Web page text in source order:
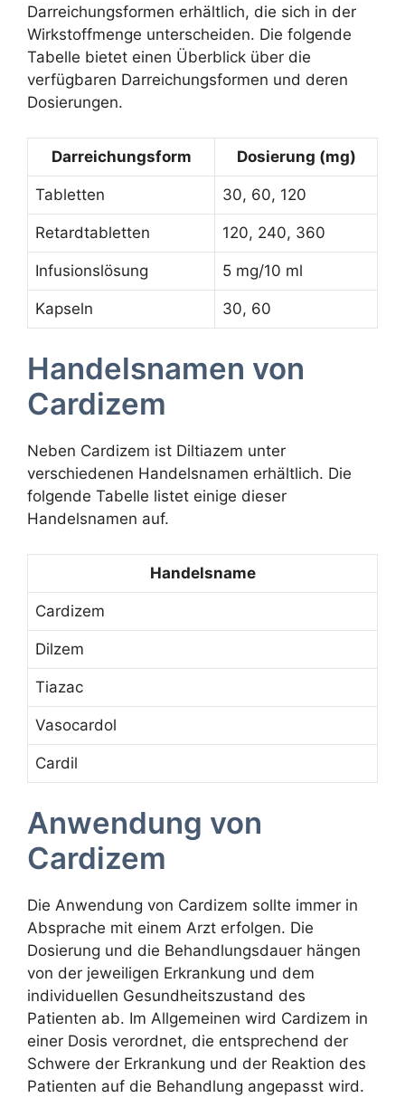
Darreichungsformen erhältlich, die sich in der
Wirkstoffmenge unterscheiden. Die folgende
Tabelle bietet einen Überblick über die
verfügbaren Darreichungsformen und deren
Dosierungen.
Darreichungsform Dosierung (mg)
Tabletten 30, 60, 120
Retardtabletten 120, 240, 360
Infusionslösung 5 mg/10 ml
Kapseln 30, 60
Handelsnamen von
Cardizem
Neben Cardizem ist Diltiazem unter
verschiedenen Handelsnamen erhältlich. Die
folgende Tabelle listet einige dieser
Handelsnamen auf.
Handelsname
Cardizem
Dilzem
Tiazac
Vasocardol
Cardil
Anwendung von
Cardizem
Die Anwendung von Cardizem sollte immer in
Absprache mit einem Arzt erfolgen. Die
Dosierung und die Behandlungsdauer hängen
von der jeweiligen Erkrankung und dem
individuellen Gesundheitszustand des
Patienten ab. Im Allgemeinen wird Cardizem in
einer Dosis verordnet, die entsprechend der
Schwere der Erkrankung und der Reaktion des
Patienten auf die Behandlung angepasst wird.